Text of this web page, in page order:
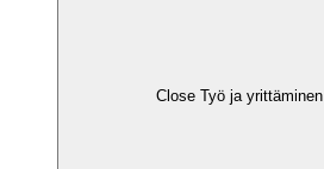
Close Työ ja yrittäminen